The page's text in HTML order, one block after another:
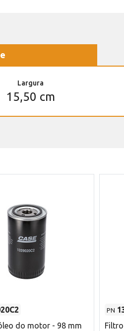
Largura
15,50 cm
do motor - 98 mm
PN